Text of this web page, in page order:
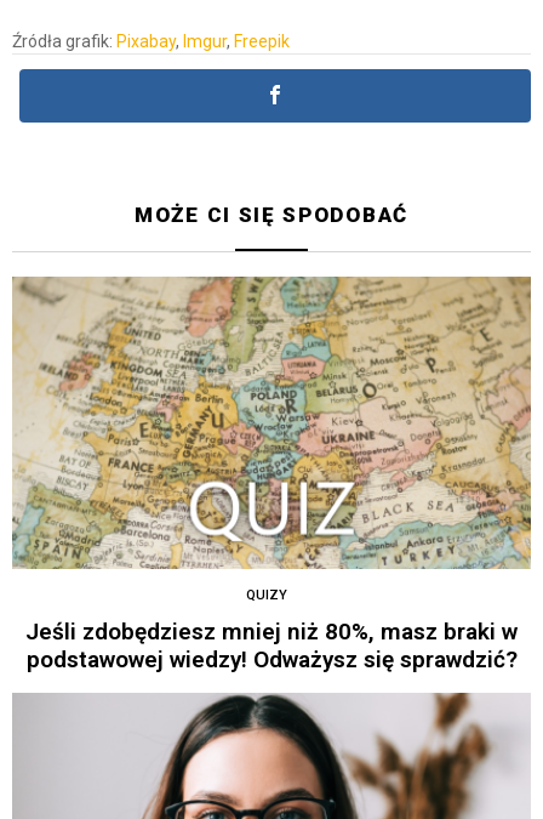
Źródła grafik: Pixabay, Imgur, Freepik
MOŻE CI SIĘ SPODOBAĆ
QUIZY
Jeśli zdobędziesz mniej niż 80%, masz braki w
podstawowej wiedzy! Odważysz się sprawdzić?